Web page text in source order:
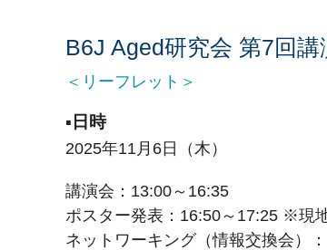
B6J Aged研究会 第7回講
＜リーフレット＞
▪日時
2025年11月6日（木）
講演会：13:00～16:35
ポスター発表：16:50～17:25 ※現
ネットワーキング（情報交換会）